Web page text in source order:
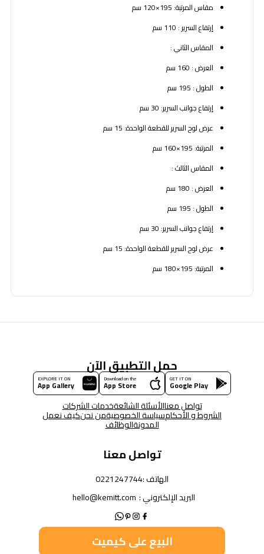
مقاس المرتبة: 195×120 سم
إرتفاع السرير : 110 سم
المقاس الثاني :
العرض : 160 سم
الطول : 195 سم
إرتفاع جوانب السرير: 30 سم
عرض لوح السرير للقطعة الواحدة: 15 سم
المرتبة: 195×160 سم
المقاس الثالث :
العرض : 180 سم
الطول : 195 سم
إرتفاع جوانب السرير: 30 سم
عرض لوح السرير للقطعة الواحدة: 15 سم
المرتبة: 195×180 سم
حمل التطبيق الآن
GET IT ON
Google Play
Download on the
App Store
EXPLORE IT ON
App Gallery
تواصل معناالأسئلة الشائعةخدمات الشركات
الشروط و الأحكامسياسة الخصوصيةمن نحنكيف نعمل
المدونةالوظائف
تواصل معنا
الهاتف :0221247744
البريد الإلكتروني : hello@kemitt.com
البيع على كيميت